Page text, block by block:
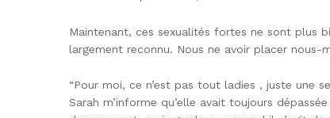
Maintenant, ces sexualités fortes ne sont plus
largement reconnu. Nous ne avoir placer
“Pour moi, ce n’est pas tout ladies , juste une
Sarah m’informe qu’elle avait toujours